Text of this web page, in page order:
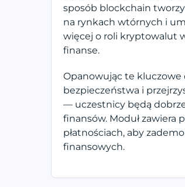
sposób blockchain
na rynkach wtórnych i
więcej o roli kryptowalut
finanse.
Opanowując te kluczowe
bezpieczeństwa i
— uczestnicy będą
finansów. Moduł zawiera
płatnościach, aby
finansowych.